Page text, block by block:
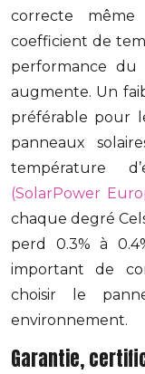
correcte
coefficient de
performance
augmente. Un
préférable pour
panneaux
température
(SolarPower
chaque degré
perd 0.3% à
important de
choisir le
environnement.
Garantie,